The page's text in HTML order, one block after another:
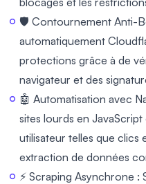
🛡️ Contournement Anti-
automatiquement
protections grâce à de
navigateur et des
🤖 Automatisation avec
sites lourds en
utilisateur telles que clics
extraction de données
⚡ Scraping Asynchrone